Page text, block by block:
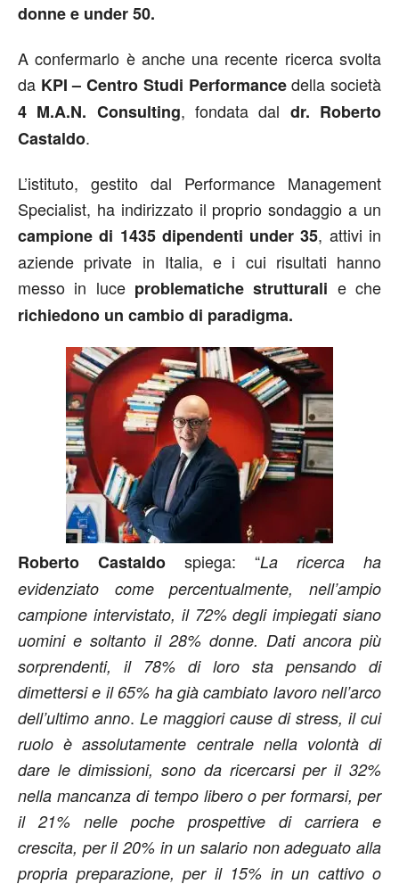
donne e under 50.
A confermarlo è anche una recente ricerca svolta
da KPI – Centro Studi Performancedella società
4 M.A.N. Consulting, fondata dal dr. Roberto
Castaldo.
L’istituto, gestito dal Performance Management
Specialist, ha indirizzato il proprio sondaggio a un
campione di 1435 dipendenti under 35, attivi in
aziende private in Italia, e i cui risultati hanno
messo in luce problematiche strutturali e che
richiedono un cambio di paradigma.
Roberto Castaldo spiega: “La ricerca ha
evidenziato come percentualmente, nell’ampio
campione intervistato, il 72% degli impiegati siano
uomini e soltanto il 28% donne. Dati ancora più
sorprendenti, il 78% di loro sta pensando di
dimettersi e il 65% ha già cambiato lavoro nell’arco
dell’ultimo anno. Le maggiori cause di stress, il cui
ruolo è assolutamente centrale nella volontà di
dare le dimissioni, sono da ricercarsi per il 32%
nella mancanza di tempo libero o per formarsi, per
il 21% nelle poche prospettive di carriera e
crescita, per il 20% in un salario non adeguato alla
propria preparazione, per il 15% in un cattivo o